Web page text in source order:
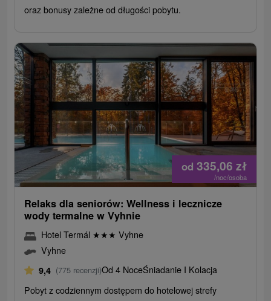
oraz bonusy zależne od długości pobytu.
od 335,06 zł
/noc/osoba
Relaks dla seniorów: Wellness i lecznicze
wody termalne w Vyhnie
Hotel Termál ★★★ Vyhne
Vyhne
9,4 (775 recenzji)Od 4 NoceŚniadanie I Kolacja
Pobyt z codziennym dostępem do hotelowej strefy